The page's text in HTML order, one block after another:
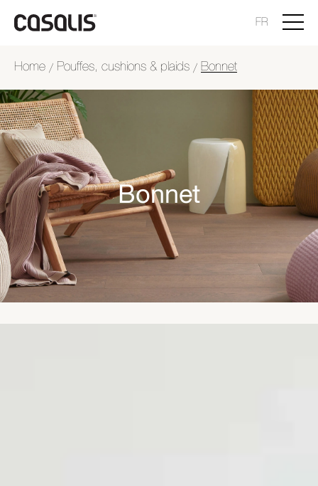
FR
Home / Pouffes, cushions & plaids / Bonnet
Bonnet